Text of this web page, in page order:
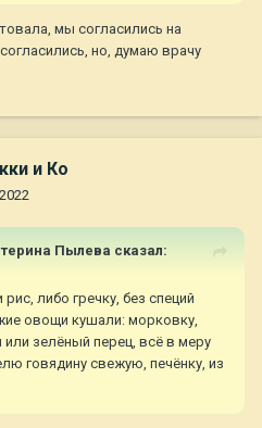
мы согласились на
но, думаю врачу
и Ко
Пылева сказал:
либо гречку, без специй
овощи кушали: морковку,
зелёный перец, всё в меру
говядину свежую, печёнку, из